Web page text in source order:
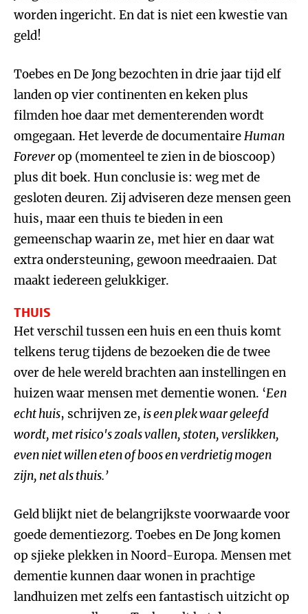
worden ingericht. En dat is niet een kwestie van
geld!
Toebes en De Jong bezochten in drie jaar tijd elf
landen op vier continenten en keken plus
filmden hoe daar met dementerenden wordt
omgegaan. Het leverde de documentaireHuman
Foreverop (momenteel te zien in de bioscoop)
plus dit boek. Hun conclusie is: weg met de
gesloten deuren. Zij adviseren deze mensen geen
huis, maar een thuis te bieden in een
gemeenschap waarin ze, met hier en daar wat
extra ondersteuning, gewoon meedraaien. Dat
maakt iedereen gelukkiger.
THUIS
Het verschil tussen een huis en een thuis komt
telkens terug tijdens de bezoeken die de twee
over de hele wereld brachten aan instellingen en
huizen waar mensen met dementie wonen. ‘Een
echt huis, schrijven ze, is een plek waar geleefd
wordt, met risico's zoals vallen, stoten, verslikken,
even niet willen eten of boos en verdrietig mogen
zijn, net als thuis.’
Geld blijkt niet de belangrijkste voorwaarde voor
goede dementiezorg. Toebes en De Jong komen
op sjieke plekken in Noord-Europa. Mensen met
dementie kunnen daar wonen in prachtige
landhuizen met zelfs een fantastisch uitzicht op